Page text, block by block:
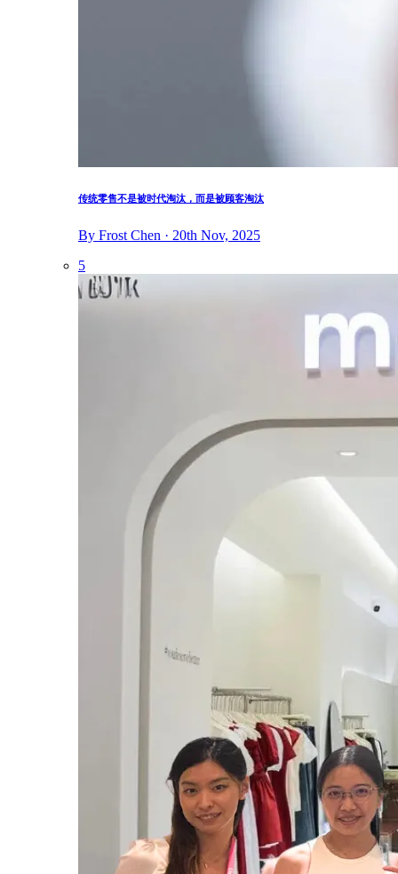
传统零售不是被时代淘汰，而是被顾客淘汰
By Frost Chen · 20th Nov, 2025
5